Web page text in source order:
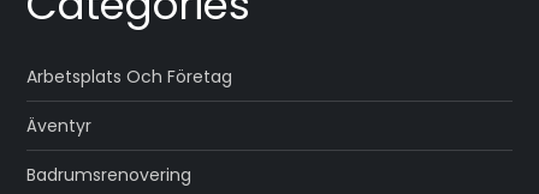
Arbetsplats Och Företag
Äventyr
Badrumsrenovering